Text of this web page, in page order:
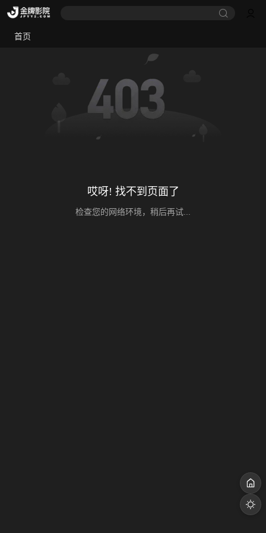
首页
哎呀! 找不到页面了
检查您的网络环境，稍后再试...